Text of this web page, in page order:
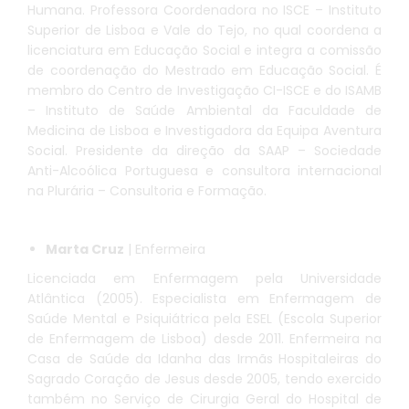
Humana. Professora Coordenadora no ISCE – Instituto
Superior de Lisboa e Vale do Tejo, no qual coordena a
licenciatura em Educação Social e integra a comissão
de coordenação do Mestrado em Educação Social. É
membro do Centro de Investigação CI-ISCE e do ISAMB
– Instituto de Saúde Ambiental da Faculdade de
Medicina de Lisboa e Investigadora da Equipa Aventura
Social. Presidente da direção da SAAP – Sociedade
Anti-Alcoólica Portuguesa e consultora internacional
na Plurária – Consultoria e Formação.
Marta Cruz | Enfermeira
Licenciada em Enfermagem pela Universidade
Atlântica (2005). Especialista em Enfermagem de
Saúde Mental e Psiquiátrica pela ESEL (Escola Superior
de Enfermagem de Lisboa) desde 2011. Enfermeira na
Casa de Saúde da Idanha das Irmãs Hospitaleiras do
Sagrado Coração de Jesus desde 2005, tendo exercido
também no Serviço de Cirurgia Geral do Hospital de